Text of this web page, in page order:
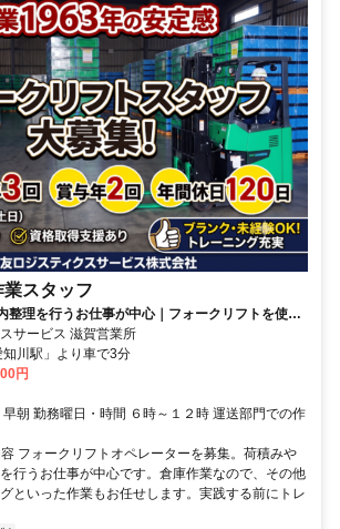
スタッフ
整理を行うお仕事が中心｜フォークリフトを使用
ます
サービス 滋賀営業所
川駅」より車で3分
円
朝 勤務曜日・時間 ６時～１２時 運送部門での作
フォークリフトオペレーターを募集。荷積みや
行うお仕事が中心です。倉庫作業なので、その他
といった作業もお任せします。実践する前にトレ